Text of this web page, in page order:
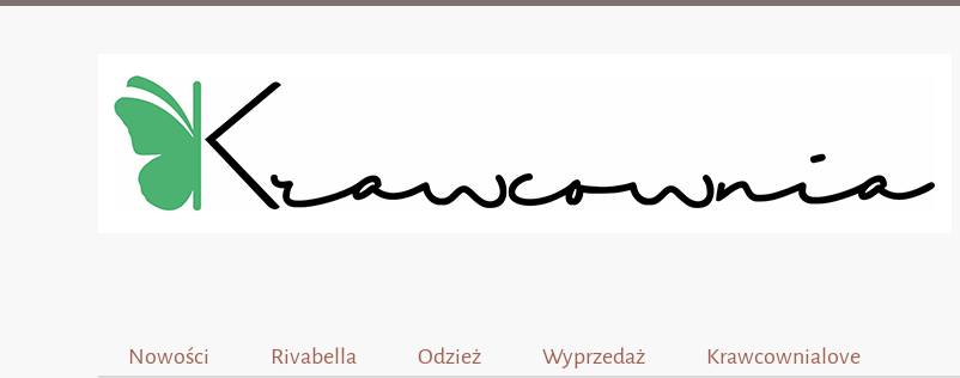
Nowości Rivabella Odzież Wyprzedaż Krawcownialove